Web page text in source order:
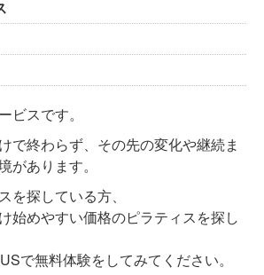
ビスです。
で終わらず、その先の変化や継続ま
があります。
を探している方、
始めやすい価格のピラティスを探し
で無料体験をしてみてください。